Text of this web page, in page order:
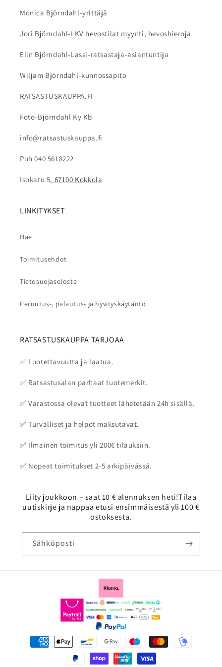
voimakkaita pesuaineita tai liuottimia, sillä ne
voivat vahingoittaa kypärän materiaaleja.
Monica Björndahl-yrittäjä
Jori Björndahl-LKV hevostilat myynti, hevoshieroja
Elin Björndahl-Lassi-ratsastaja-asiantuntija
Wiljam Björndahl-kunnossapito
RATSASTUSKAUPPA.FI
Foto-Björndahl Ky Kb
info@ratsastuskauppa.fi
Puh 040 5618222
Isokatu 5, 67100 Kokkola
LINKITYKSET
Hae
Toimitusehdot
Tietosuojaseloste
Peruutus-, palautus- ja hyvityskäytäntö
RATSASTUSKAUPPA TARJOAA
✅ Luotettavuutta ja laatua.
✅ Ratsastusalan parhaat tuotemerkit.
✅ Varastossa olevat tuotteet lähetetään 24h sisällä.
✅ Turvalliset ja helpot maksutavat.
✅ Ilmainen toimitus yli 200€ tilauksiin.
✅ Nopeat toimitukset 2-5 arkipäivässä.
Liity joukkoon – saat 10 € alennuksen heti!Tilaa
uutiskirje ja nappaa etusi ensimmäisestä yli 100 €
ostoksesta.
Sähköposti
Maksutavat